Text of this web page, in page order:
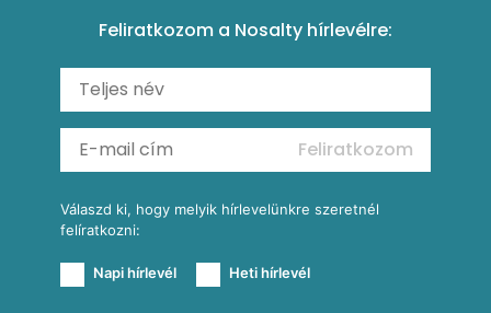
Carbonara
Shakshuka
Ratatouille
Mexikói húsleves kukorica salsával
Almás-kéksajtos kukoricasaláta
Köretek
Reggeli receptek
Feliratkozom a Nosalty hírlevélre:
Feliratkozom
Válaszd ki, hogy melyik hírlevelünkre szeretnél
felíratkozni:
Napi hírlevél Heti hírlevél